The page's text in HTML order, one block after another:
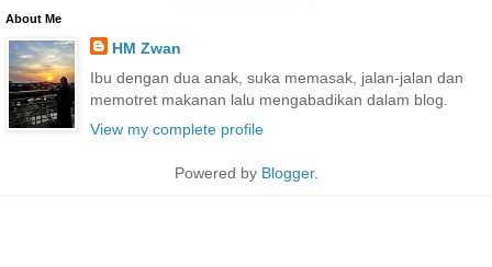
About Me
HM Zwan
Ibu dengan dua anak, suka memasak, jalan-jalan dan
memotret makanan lalu mengabadikan dalam blog.
View my complete profile
Powered by Blogger.